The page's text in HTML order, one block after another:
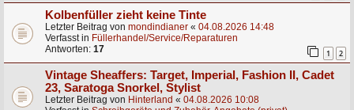
Kolbenfüller zieht keine Tinte
Letzter Beitrag von mondindianer « 04.08.2026 14:48
Verfasst in Füllerhandel/Service/Reparaturen
Antworten: 17 1 2
Vintage Sheaffers: Target, Imperial, Fashion II, Cadet
23, Saratoga Snorkel, Stylist
Letzter Beitrag von Hinterland « 04.08.2026 10:08